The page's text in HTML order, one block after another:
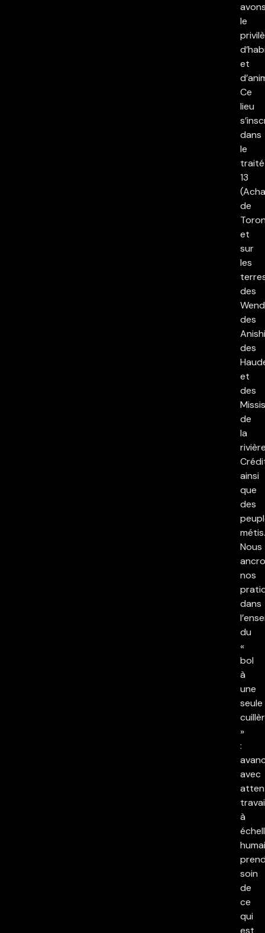
le
et
Ce
lieu
dans
le
traité
13
de
et
sur
les
des
des
des
et
des
de
la
ainsi
que
des
métis.
Nous
nos
dans
du
«
bol
à
une
seule
»
:
avec
à
soin
de
ce
qui